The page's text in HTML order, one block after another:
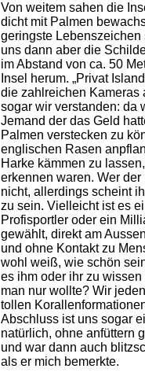
Von weitem sahen die
dicht mit Palmen
geringste
uns dann aber die
im Abstand von ca. 50
Insel herum. „Privat
die zahlreichen Kameras
sogar wir verstanden: da
Jemand der das Geld
Palmen verstecken zu
englischen Rasen
Harke kämmen zu
erkennen waren. Wer
nicht, allerdings scheint
zu sein. Vielleicht ist es
Profisportler oder ein
gewählt, direkt am
und ohne Kontakt zu
wohl weiß, wie schön
es ihm oder ihr zu
man nur wollte? Wir
tollen
Abschluss ist uns sogar
natürlich, ohne anfüttern
und war dann auch
als er mich bemerkte.